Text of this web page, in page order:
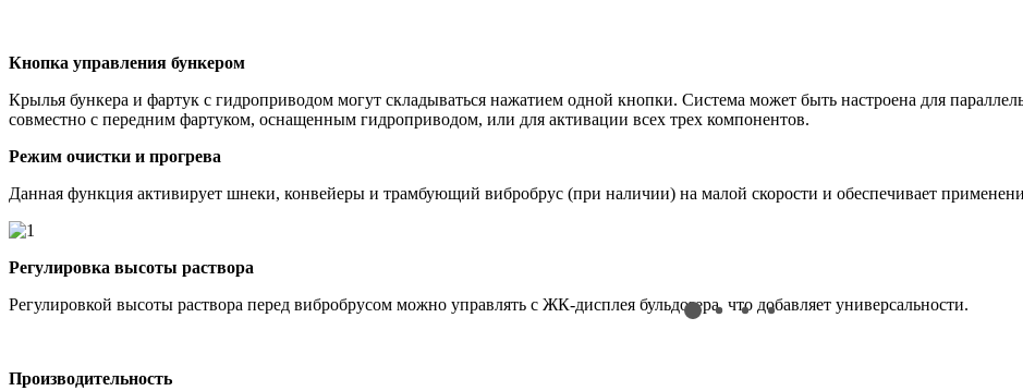
Кнопка управления бункером
Крылья бункера и фартук с гидроприводом могут складываться нажатием одной кнопки. Система может быть настроена для
совместно с передним фартуком, оснащенным гидроприводом, или для активации всех трех компонентов.
Режим очистки и прогрева
Данная функция активирует шнеки, конвейеры и трамбующий вибробрус (при наличии) на малой скорости и обеспечивает
Регулировка высоты раствора
Регулировкой высоты раствора перед вибробрусом можно управлять с ЖК-дисплея бульдозера, что добавляет универсальности.
Производительность